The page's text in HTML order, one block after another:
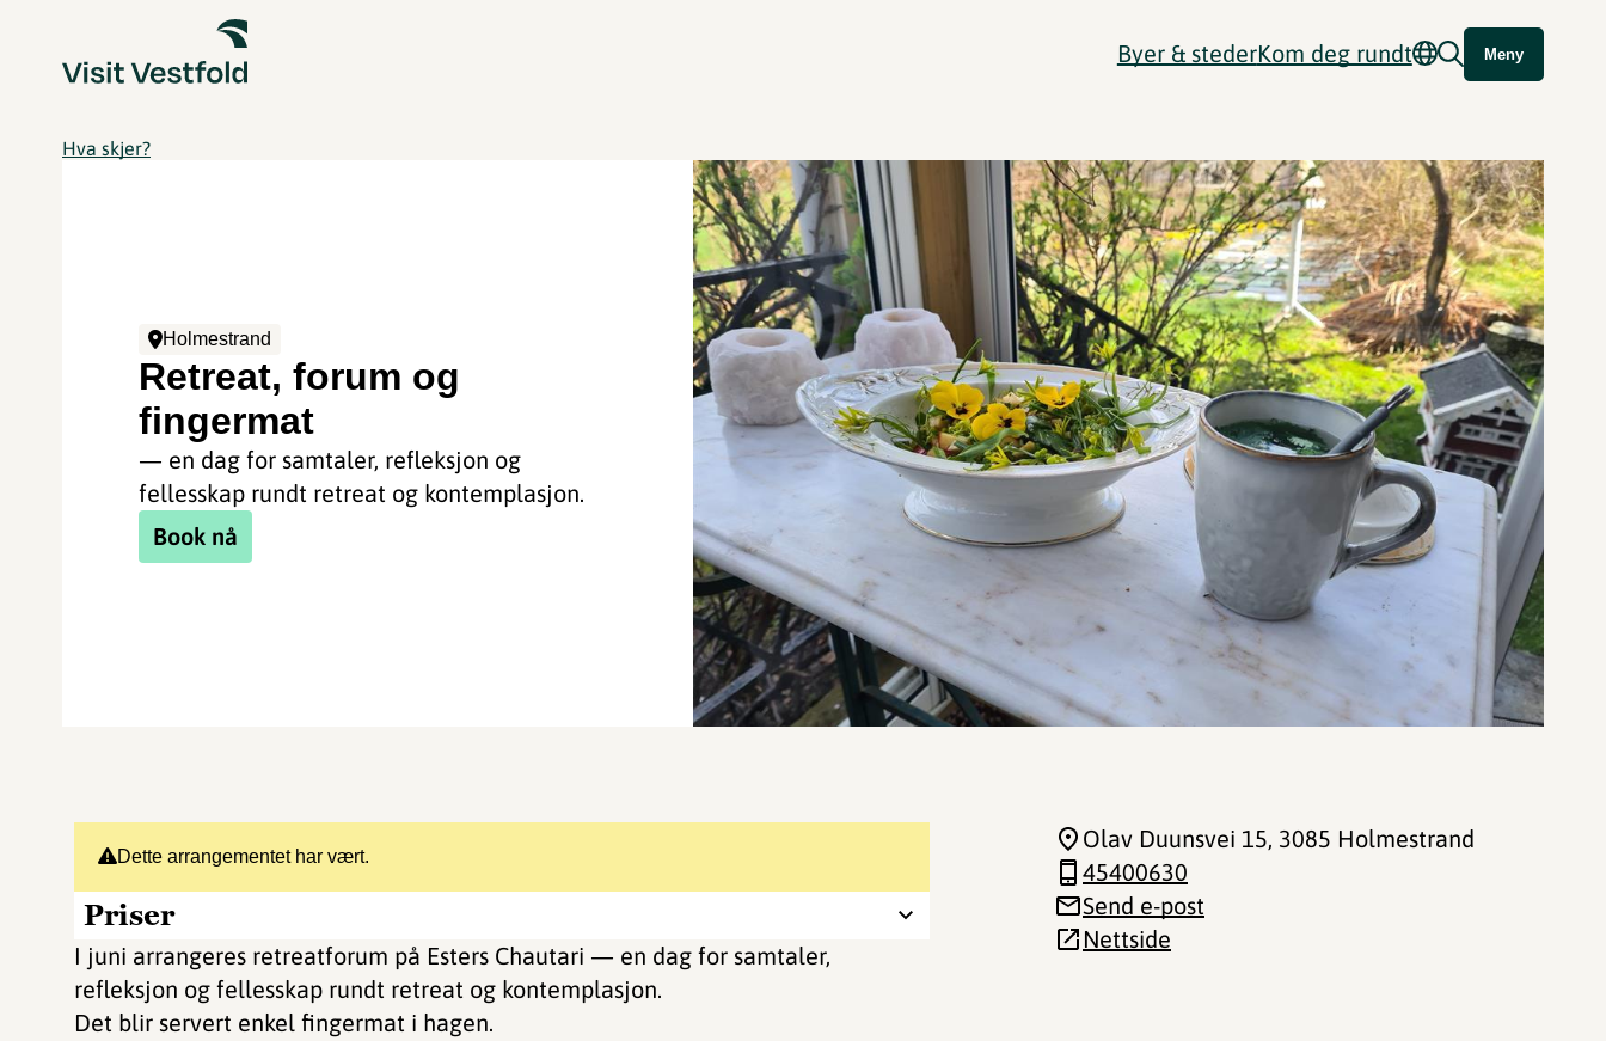
Byer & stederKom deg rundt Meny
Hva skjer?
Holmestrand
Retreat, forum og
fingermat
— en dag for samtaler, refleksjon og
fellesskap rundt retreat og kontemplasjon.
Book nå
Dette arrangementet har vært.
Priser
I juni arrangeres retreatforum på Esters Chautari — en dag for samtaler,
refleksjon og fellesskap rundt retreat og kontemplasjon.
Det blir servert enkel fingermat i hagen.
Olav Duunsvei 15, 3085 Holmestrand
45400630
Send e-post
Nettside